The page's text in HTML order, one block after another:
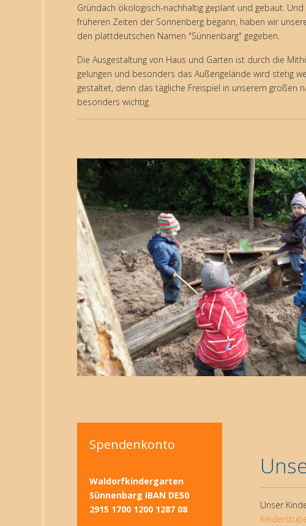
Gründach ökologisch-nachhaltig geplant und gebaut.
früheren Zeiten der Sonnenberg begann, haben wir
den plattdeutschen Namen "Sünnenbarg" gegeben.
Die Ausgestaltung von Haus und Garten ist durch die
gelungen und besonders das Außengelände wird stetig
gestaltet, denn das tägliche Freispiel in unserem großen
besonders wichtig.
Spendenkonto
Waldorfkindergarten
Sünnenbarg IBAN DE50
2915 1700 1200 1287 08
Unser